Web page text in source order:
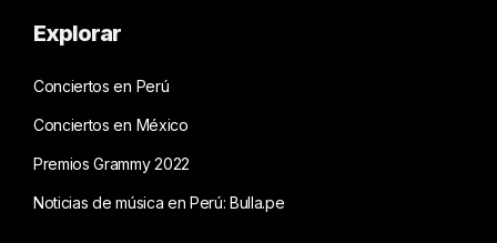
Explorar
Conciertos en Perú
Conciertos en México
Premios Grammy 2022
Noticias de música en Perú: Bulla.pe